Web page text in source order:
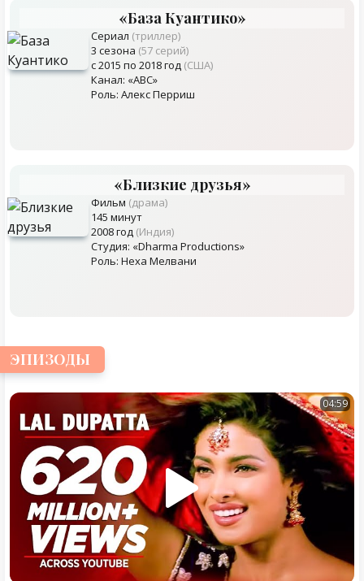
«База Куантико»
Сериал (триллер)
3 сезона (57 серий)
с 2015 по 2018 год (США)
Канал: «ABC»
Роль: Алекс Перриш
«Близкие друзья»
Фильм (драма)
145 минут
2008 год (Индия)
Студия: «Dharma Productions»
Роль: Неха Мелвани
ЭПИЗОДЫ
04:59